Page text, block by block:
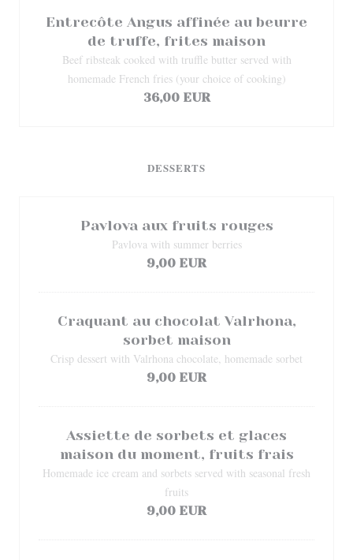
Entrecôte Angus affinée au beurre
de truffe, frites maison
Beef ribsteak cooked with truffle butter served with
homemade French fries (your choice of cooking)
36,00 EUR
DESSERTS
Pavlova aux fruits rouges
Pavlova with summer berries
9,00 EUR
Craquant au chocolat Valrhona,
sorbet maison
Crisp dessert with Valrhona chocolate, homemade sorbet
9,00 EUR
Assiette de sorbets et glaces
maison du moment, fruits frais
Homemade ice cream and sorbets served with seasonal fresh
fruits
9,00 EUR